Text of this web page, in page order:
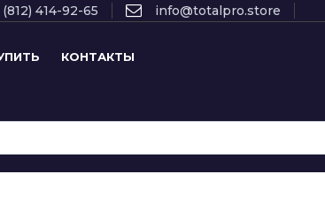
(812) 414-92-65 info@totalpro.store
КОНТАКТЫ